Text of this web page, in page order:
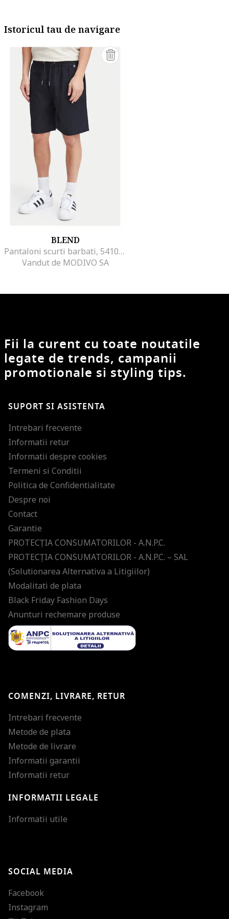
Istoricul tau de navigare
BLEND
Pantaloni scurti barbati, 541057, Negru, In
Vandut de MODIVO SA
Fii la curent cu toate noutatile
legate de trends, campanii
promotionale si styling tips.
SUPORT SI ASISTENTA
Intrebari frecvente
Informatii retur
Informatii despre cookies
Termeni si Conditii
Politica de Confidentialitate
Despre noi
Contact
Garantie
PROTECŢIA CONSUMATORILOR - A.N.P.C.
PROTECŢIA CONSUMATORILOR - A.N.P.C. – SAL
(Solutionarea Alternativa a Litigiilor)
Modalitati de plata
Black Friday Fashion Days
Anunturi rechemare produse
COMENZI, LIVRARE, RETUR
Intrebari frecvente
Metode de plata
Metode de livrare
Informatii garantii
Informatii retur
INFORMATII LEGALE
Informatii utile
SOCIAL MEDIA
Facebook
Instagram